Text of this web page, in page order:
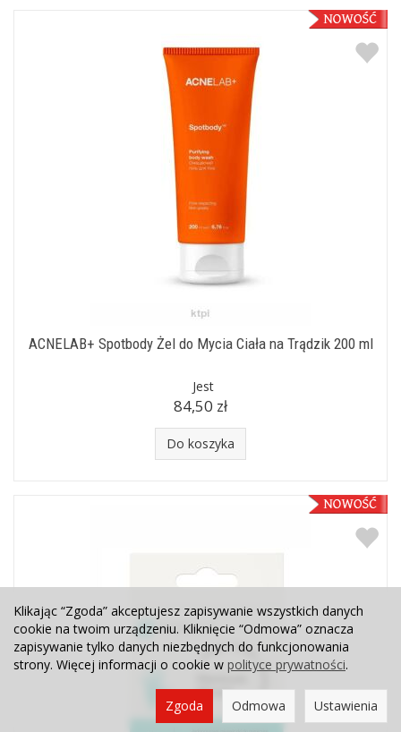
ACNELAB+ Spotbody Żel do Mycia Ciała na Trądzik 200 ml
Jest
84,50 zł
Do koszyka
Klikając “Zgoda” akceptujesz zapisywanie wszystkich danych
cookie na twoim urządzeniu. Kliknięcie “Odmowa” oznacza
zapisywanie tylko danych niezbędnych do funkcjonowania
strony. Więcej informacji o cookie w polityce prywatności.
Ustawienia
Odmowa
Zgoda